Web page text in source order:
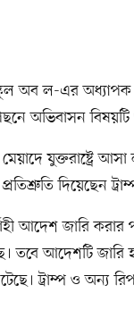
স্কুল অব ল-এর
অভিবাসন
যুক্তরাষ্ট্রে
দিয়েছেন
আদেশ জারি করার
তবে আদেশটি জারি
ট্রাম্প ও অন্য